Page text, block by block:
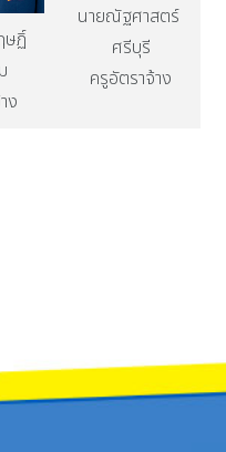
ษฏิ์
ง
นายณัฐศาสตร์
ศรีบุรี
ครูอัตราจ้าง
การเรียนรู้สังคมศึกษา ศาสนา และ